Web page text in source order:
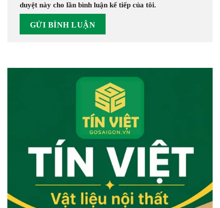
duyệt này cho lần bình luận kế tiếp của tôi.